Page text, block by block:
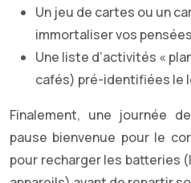
Un jeu de cartes ou un
immortaliser vos
Une liste d’activités «
cafés) pré-identifiées le
Finalement, une journée
pause bienvenue pour le
pour recharger les batteries